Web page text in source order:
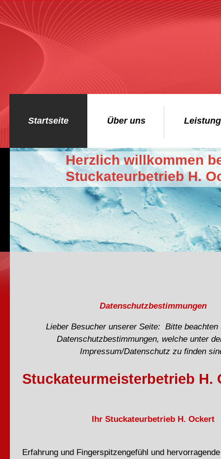
Startseite Über uns
Herzlich willkommen
Stuckateurbetrieb H.
Datenschutzbestimmungen
Lieber Besucher unserer Seite: Bitte beachten
Datenschutzbestimmungen, welche unter
Impressum/Datenschutz zu finden
Stuckateurmeisterbetrieb H.
Ihr Stuckateurbetrieb H. Ockert
Erfahrung und Fingerspitzengefühl und